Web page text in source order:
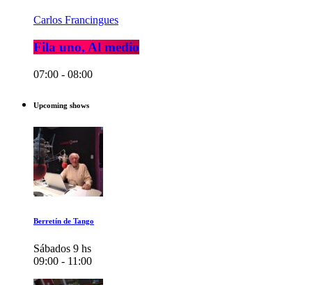
Carlos Francingues
Fila uno, Al medio
07:00 - 08:00
Upcoming shows
Berretín de Tango
Sábados 9 hs
09:00 - 11:00